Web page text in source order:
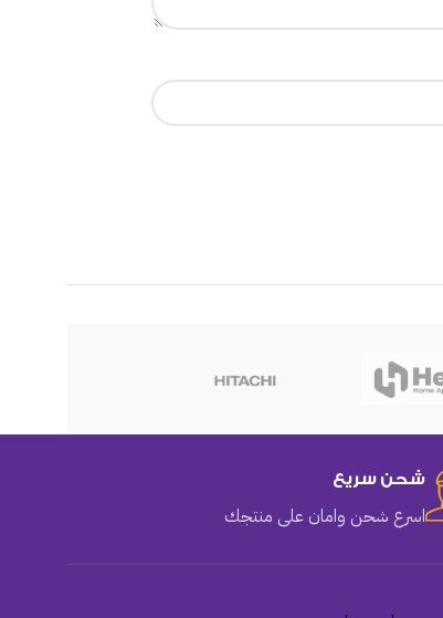
شحن سريع
اسرع شحن وامان على منتجك